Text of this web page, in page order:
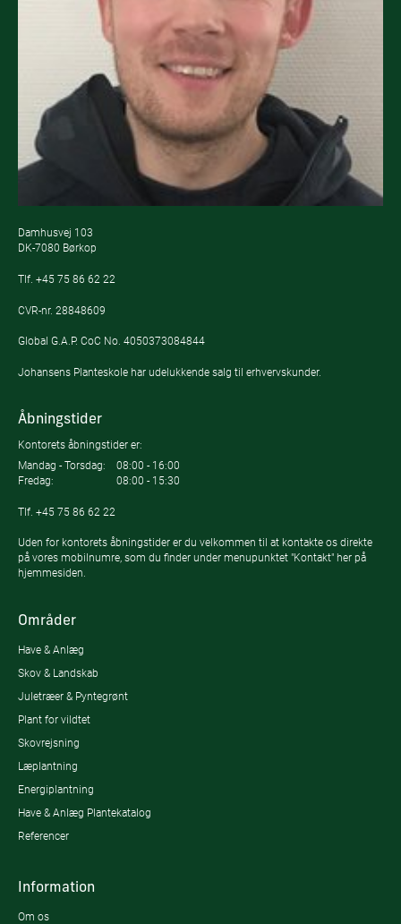
Damhusvej 103
DK-7080 Børkop
Tlf. +45 75 86 62 22
CVR-nr. 28848609
Global G.A.P. CoC No. 4050373084844
Johansens Planteskole har udelukkende salg til erhvervskunder.
Åbningstider
Kontorets åbningstider er:
Mandag - Torsdag:
08:00 - 16:00
Fredag:
08:00 - 15:30
Tlf. +45 75 86 62 22
Uden for kontorets åbningstider er du velkommen til at kontakte os direkte
på vores mobilnumre, som du finder under menupunktet "Kontakt" her på
hjemmesiden.
Områder
Have & Anlæg
Skov & Landskab
Juletræer & Pyntegrønt
Plant for vildtet
Skovrejsning
Læplantning
Energiplantning
Have & Anlæg Plantekatalog
Referencer
Information
Om os